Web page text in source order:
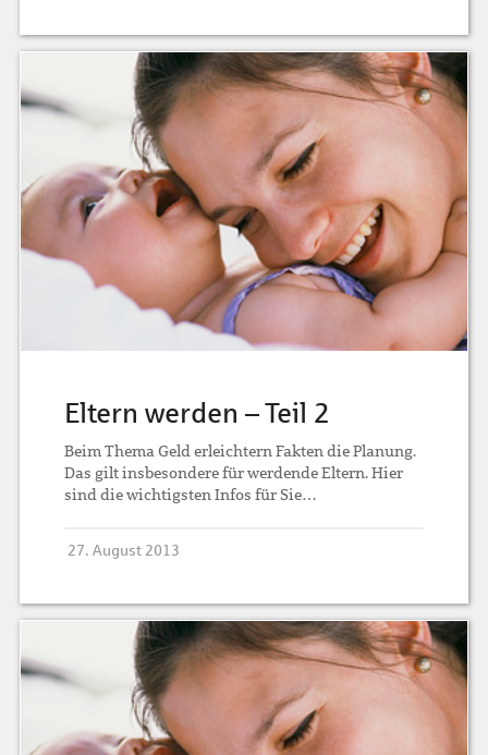
Eltern werden – Teil 2
Beim Thema Geld erleichtern Fakten die Planung.
Das gilt insbesondere für werdende Eltern. Hier
sind die wichtigsten Infos für Sie…
27. August 2013